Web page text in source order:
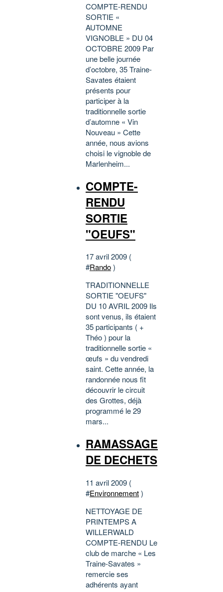
COMPTE-RENDU
SORTIE «
AUTOMNE
VIGNOBLE » DU 04
OCTOBRE 2009 Par
une belle journée
d’octobre, 35 Traine-
Savates étaient
présents pour
participer à la
traditionnelle sortie
d’automne « Vin
Nouveau » Cette
année, nous avions
choisi le vignoble de
Marlenheim...
COMPTE-
RENDU
SORTIE
"OEUFS"
17 avril 2009 (
#Rando)
TRADITIONNELLE
SORTIE "OEUFS"
DU 10 AVRIL 2009 Ils
sont venus, ils étaient
35 participants ( +
Théo ) pour la
traditionnelle sortie «
œufs » du vendredi
saint. Cette année, la
randonnée nous fit
découvrir le circuit
des Grottes, déjà
programmé le 29
mars...
RAMASSAGE
DE DECHETS
11 avril 2009 (
#Environnement)
NETTOYAGE DE
PRINTEMPS A
WILLERWALD
COMPTE-RENDU Le
club de marche « Les
Traine-Savates »
remercie ses
adhérents ayant